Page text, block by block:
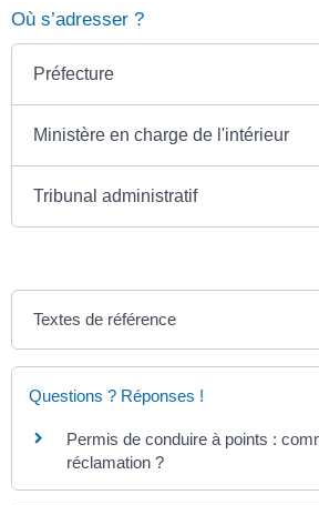
Où s’adresser ?
Préfecture
Ministère en charge de l'intérieur
Tribunal administratif
Textes de référence
Questions ? Réponses !
Permis de conduire à points :
réclamation ?